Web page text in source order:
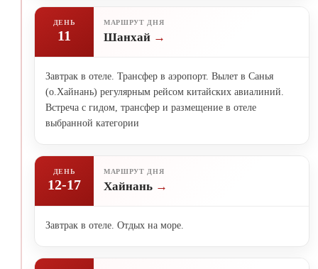
ДЕНЬ
11
МАРШРУТ ДНЯ
Шанхай
Завтрак в отеле. Трансфер в аэропорт. Вылет в Санья
(о.Хайнань) регулярным рейсом китайских авиалиний.
Встреча с гидом, трансфер и размещение в отеле
выбранной категории
ДЕНЬ
12-17
МАРШРУТ ДНЯ
Хайнань
Завтрак в отеле. Отдых на море.